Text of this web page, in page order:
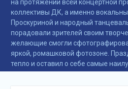
Наша землячка
финалисткой
Всероссийского
конкурса
года – 2025»
на протяжении всей концертной
коллективы ДК, а именно
Проскуриной и народный
порадовали зрителей своим
желающие смогли
яркой, ромашковой фотозоне.
тепло и оставил о себе самые